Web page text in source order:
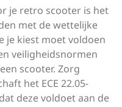
je retro scooter is het
met de wettelijke
je kiest moet voldoen
veiligheidsnormen
scooter. Zorg
het ECE 22.05-
deze voldoet aan de